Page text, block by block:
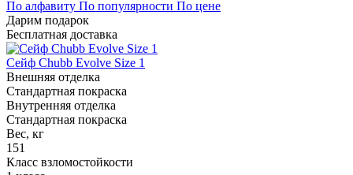
По алфавиту По популярности По цене
Дарим подарок
Бесплатная доставка
Сейф Chubb Evolve Size 1
Внешняя отделка
Стандартная покраска
Внутренняя отделка
Стандартная покраска
Вес, кг
151
Класс взломостойкости